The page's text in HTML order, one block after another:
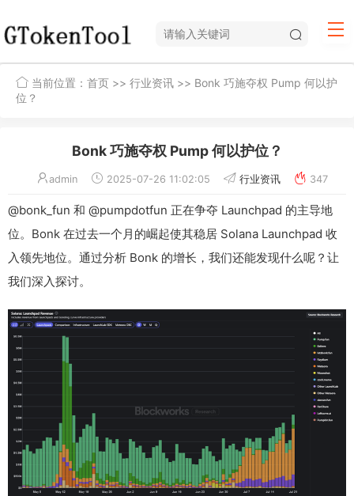
当前位置： 首页 >> 行业资讯 >> Bonk 巧施夺权 Pump 何以护
位？
Bonk 巧施夺权 Pump 何以护位？
admin 2025-07-26 11:02:05 行业资讯 347
@bonk_fun 和 @pumpdotfun 正在争夺 Launchpad 的主导地
位。Bonk 在过去一个月的崛起使其稳居 Solana Launchpad 收
入领先地位。通过分析 Bonk 的增长，我们还能发现什么呢？让
我们深入探讨。